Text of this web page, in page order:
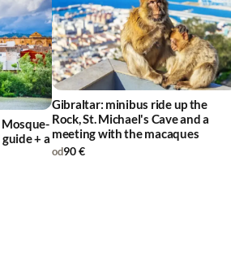
+ a
Gibraltar: minibus ride up the
Rock, St. Michael's Cave and a
meeting with the macaques
od90 €